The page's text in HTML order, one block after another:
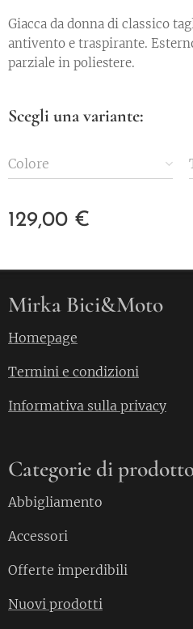
Giacca da donna di classico
antivento e traspirante.
parziale in poliestere.
Scegli una variante:
Colore
129,00 €
Mirka Bici&Moto
Homepage
Termini e condizioni
Informativa sulla privacy
Categorie di
Abbigliamento
Accessori
Offerte imperdibili
Nuovi prodotti